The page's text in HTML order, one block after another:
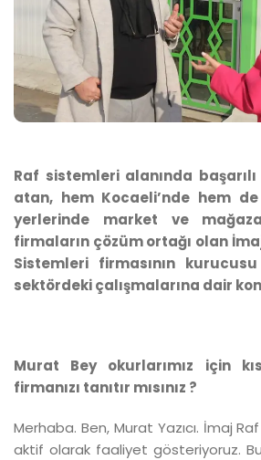
Raf sistemleri alanında
atan, hem Kocaeli’nde hem de
yerlerinde market ve
firmaların çözüm ortağı olan
Sistemleri firmasının
sektördeki çalışmalarına dair
Murat Bey okurlarımız için
firmanızı tanıtır mısınız ?
Merhaba. Ben, Murat Yazıcı. İmaj
aktif olarak faaliyet gösteriyoruz.